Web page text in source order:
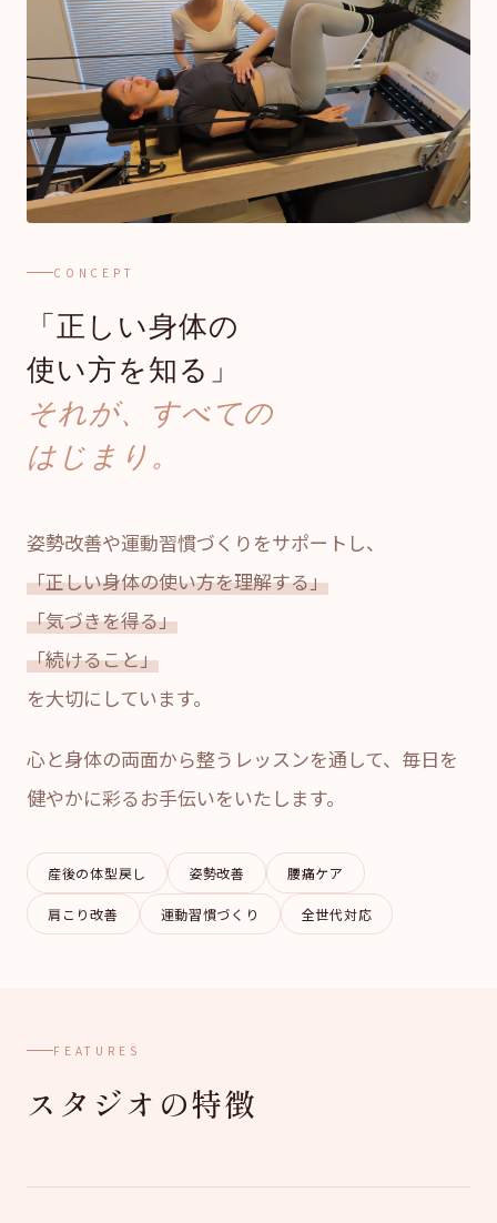
CONCEPT
「正しい身体の
使い方を知る」
それが、すべての
はじまり。
姿勢改善や運動習慣づくりをサポートし、
「正しい身体の使い方を理解する」
「気づきを得る」
「続けること」
を大切にしています。
心と身体の両面から整うレッスンを通して、毎日を
健やかに彩るお手伝いをいたします。
産後の体型戻し 姿勢改善 腰痛ケア
肩こり改善 運動習慣づくり 全世代対応
FEATURES
スタジオの特徴